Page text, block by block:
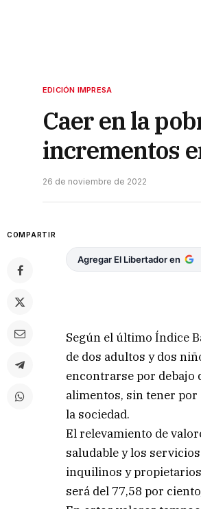
EDICIÓN IMPRESA
Caer en la
incrementos
26 de noviembre de 2022
COMPARTIR
Agregar El Libertador en
Según el último Índice
de dos adultos y dos
encontrarse por debajo
alimentos, sin tener por
la sociedad.
El relevamiento de
saludable y los
inquilinos y
será del 77,58 por